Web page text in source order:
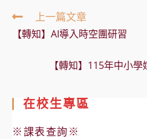
Read
more
articles
上一篇文章
【轉知】AI導入時空團研習
【轉知】115年中小
在校生專區
※課表查詢※